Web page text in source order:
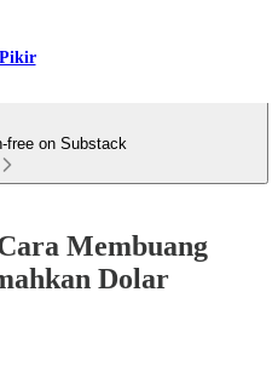
free on Substack
Membuang
Dolar